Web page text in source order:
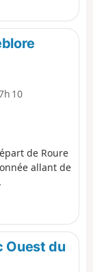
Caïres puis
flanc de
et la
des Trous.
Granges
du Riou
les
Fournès et
il longe
là, le sentier
Col du Castel
Têtes du
pour
10
de Roure
allant de
Ouest du